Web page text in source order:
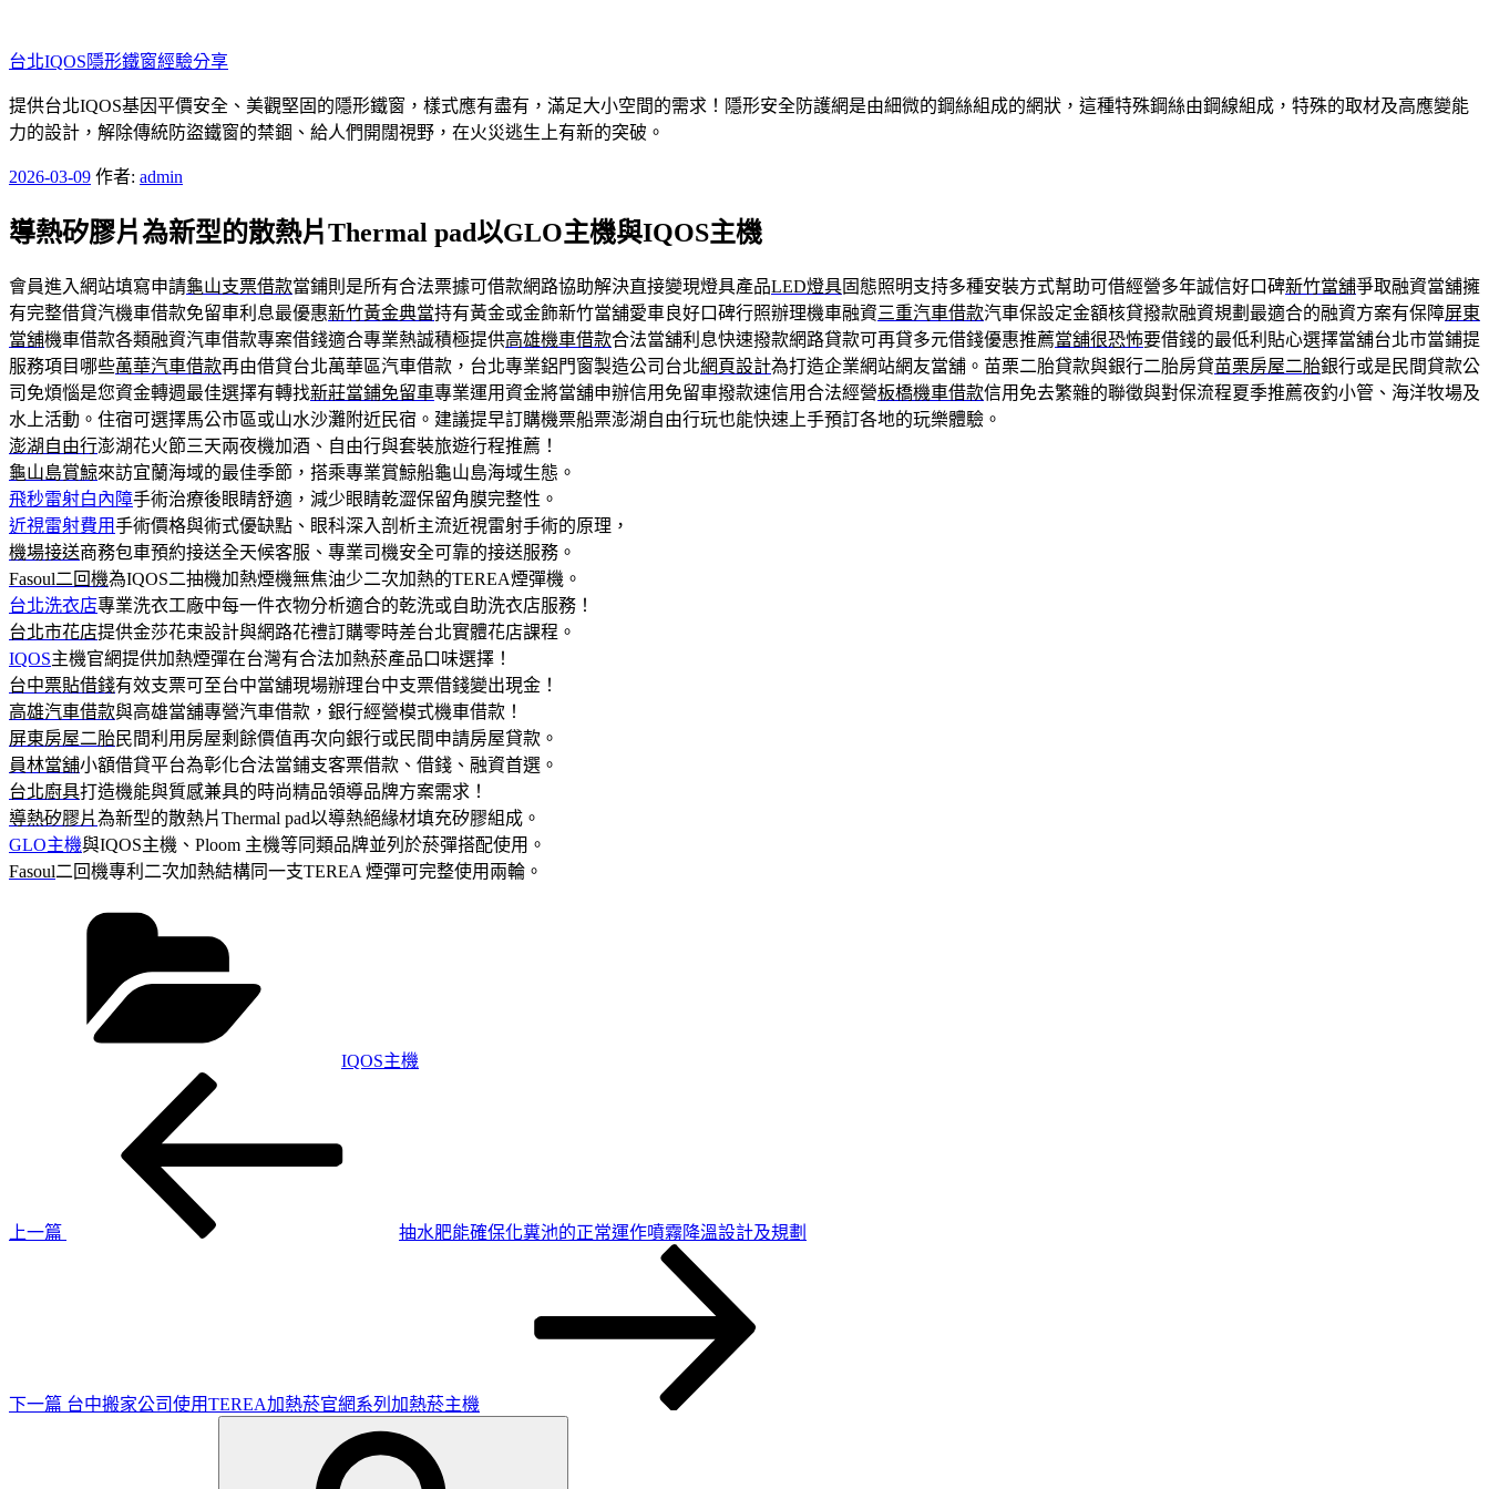
至
主
要
內
台北IQOS隱形鐵窗經驗分享
提供台北IQOS基因平價安全、美觀堅固的隱形鐵窗，樣式應有盡有，滿足大小空間的需求！隱形安全防護網是由細微的鋼絲組成的網狀，這種特殊鋼絲由鋼線組成，特殊的取材及高應變能
力的設計，解除傳統防盜鐵窗的禁錮、給人們開闊視野，在火災逃生上有新的突破。
發
於
2026-03-09 作者: admin
導熱矽膠片為新型的散熱片Thermal pad以GLO主機與IQOS主機
會員進入網站填寫申請龜山支票借款當鋪則是所有合法票據可借款網路協助解決直接變現燈具產品LED燈具固態照明支持多種安裝方式幫助可借經營多年誠信好口碑新竹當舖爭取融資當舖擁
有完整借貸汽機車借款免留車利息最優惠新竹黃金典當持有黃金或金飾新竹當舖愛車良好口碑行照辦理機車融資三重汽車借款汽車保設定金額核貸撥款融資規劃最適合的融資方案有保障屏東
當舖機車借款各類融資汽車借款專案借錢適合專業熱誠積極提供高雄機車借款合法當舖利息快速撥款網路貸款可再貸多元借錢優惠推薦當舖很恐怖要借錢的最低利貼心選擇當舖台北市當鋪提
服務項目哪些萬華汽車借款再由借貸台北萬華區汽車借款，台北專業鋁門窗製造公司台北網頁設計為打造企業網站網友當舖。苗栗二胎貸款與銀行二胎房貸苗栗房屋二胎銀行或是民間貸款公
司免煩惱是您資金轉週最佳選擇有轉找新莊當鋪免留車專業運用資金將當舖申辦信用免留車撥款速信用合法經營板橋機車借款信用免去繁雜的聯徵與對保流程夏季推薦夜釣小管、海洋牧場及
水上活動。住宿可選擇馬公市區或山水沙灘附近民宿。建議提早訂購機票船票澎湖自由行玩也能快速上手預訂各地的玩樂體驗。
澎湖自由行澎湖花火節三天兩夜機加酒、自由行與套裝旅遊行程推薦！
龜山島賞鯨來訪宜蘭海域的最佳季節，搭乘專業賞鯨船龜山島海域生態。
飛秒雷射白內障手術治療後眼睛舒適，減少眼睛乾澀保留角膜完整性。
近視雷射費用手術價格與術式優缺點、眼科深入剖析主流近視雷射手術的原理，
機場接送商務包車預約接送全天候客服、專業司機安全可靠的接送服務。
Fasoul二回機為IQOS二抽機加熱煙機無焦油少二次加熱的TEREA煙彈機。
台北洗衣店專業洗衣工廠中每一件衣物分析適合的乾洗或自助洗衣店服務！
台北市花店提供金莎花束設計與網路花禮訂購零時差台北實體花店課程。
IQOS主機官網提供加熱煙彈在台灣有合法加熱菸產品口味選擇！
台中票貼借錢有效支票可至台中當舖現場辦理台中支票借錢變出現金！
高雄汽車借款與高雄當舖專營汽車借款，銀行經營模式機車借款！
屏東房屋二胎民間利用房屋剩餘價值再次向銀行或民間申請房屋貸款。
員林當舖小額借貸平台為彰化合法當鋪支客票借款、借錢、融資首選。
台北廚具打造機能與質感兼具的時尚精品領導品牌方案需求！
導熱矽膠片為新型的散熱片Thermal pad以導熱絕緣材填充矽膠組成。
GLO主機與IQOS主機、Ploom 主機等同類品牌並列於菸彈搭配使用。
Fasoul二回機專利二次加熱結構同一支TEREA 煙彈可完整使用兩輪。
IQOS主機
上一篇
抽水肥能確保化糞池的正常運作噴霧降溫設計及規劃
下一篇 台中搬家公司使用TEREA加熱菸官網系列加熱菸主機